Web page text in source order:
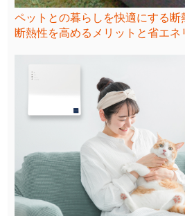
ペットとの暮らしを快適にする
断熱性を高めるメリットと省エネ